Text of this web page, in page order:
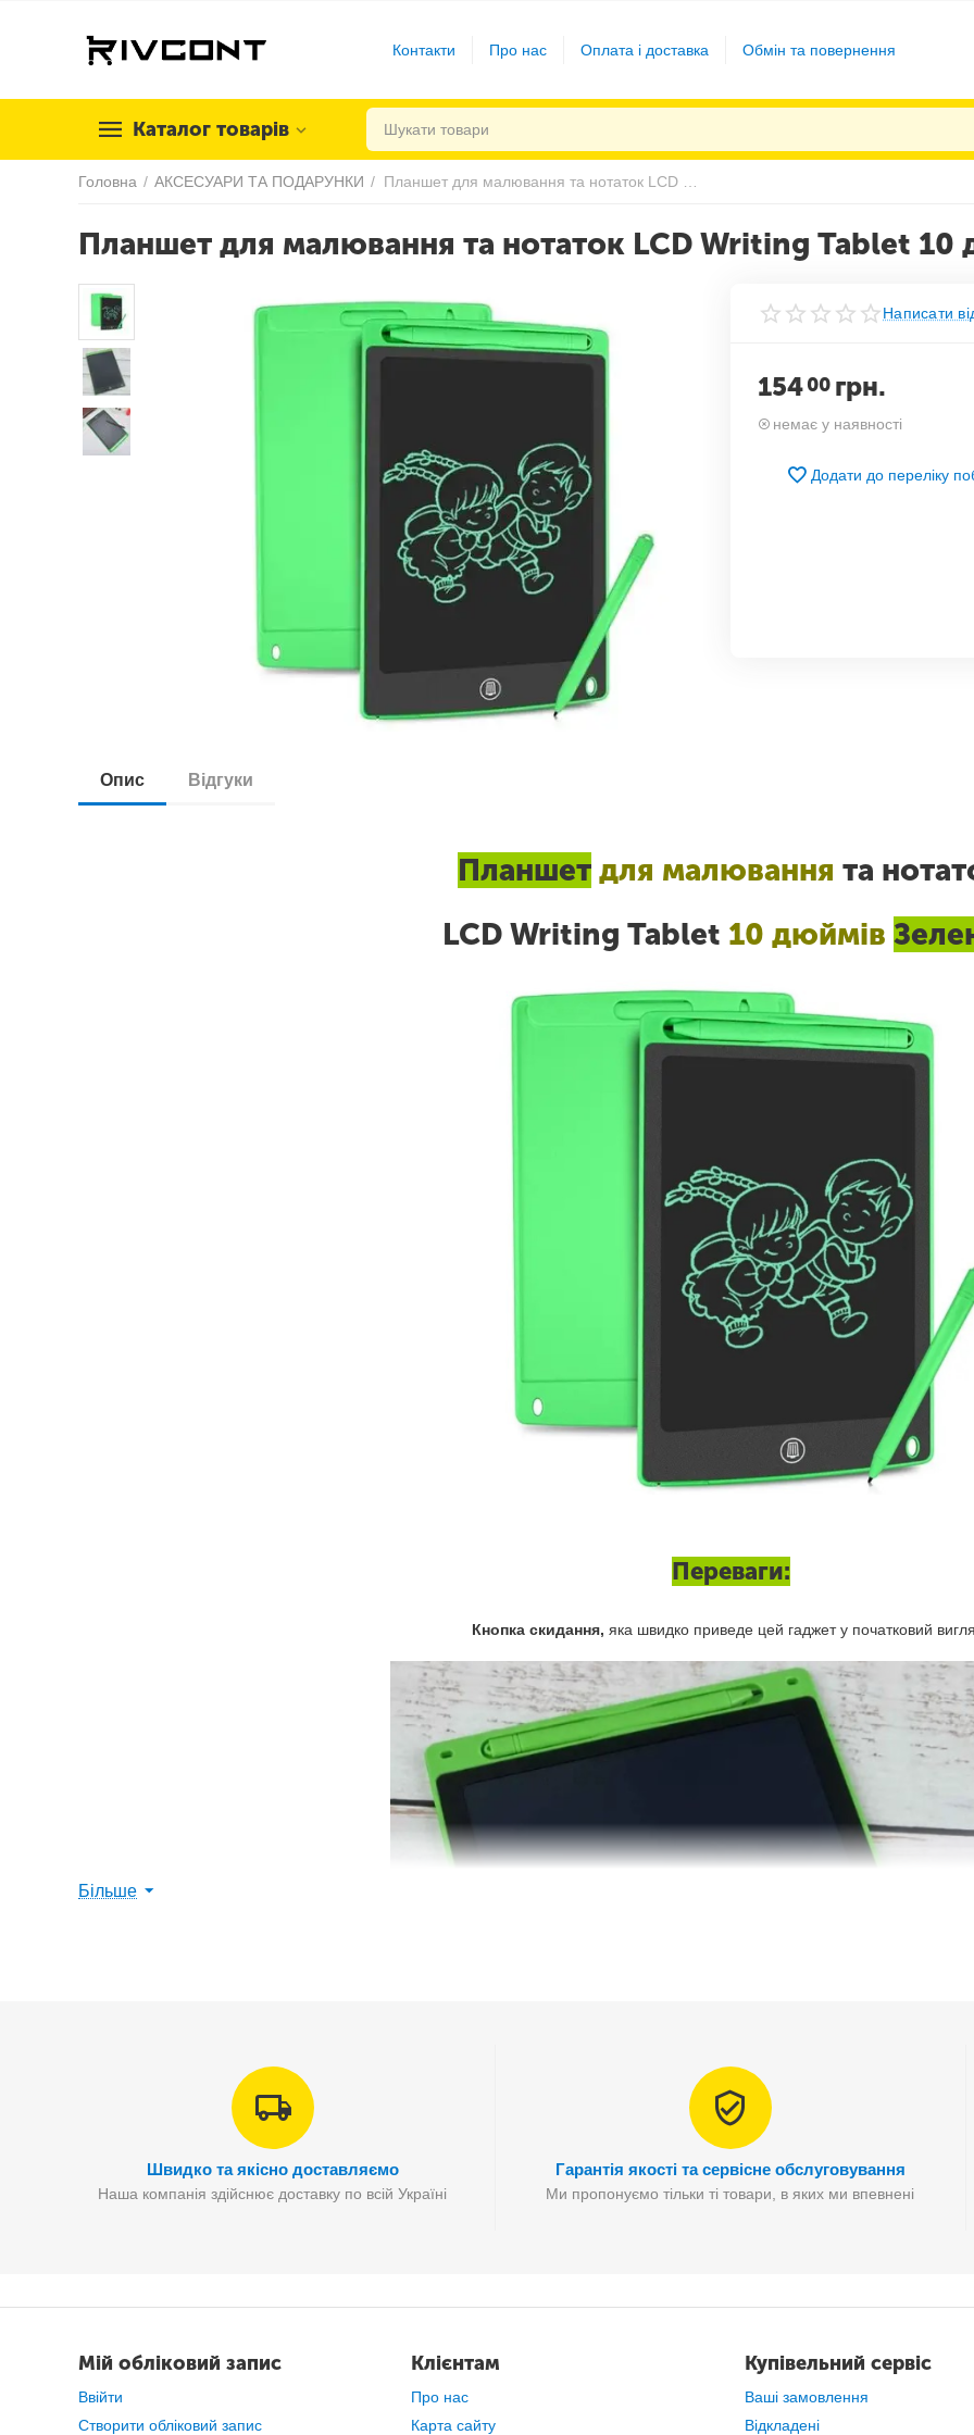
Контакти Про нас Оплата і доставка Обмін та повернення
Каталог товарів
Головна / АКСЕСУАРИ ТА ПОДАРУНКИ /
Планшет для малювання та нотаток LCD Writing Tablet 10
Написати
15400 грн.
немає у наявності
Додати до переліку
Опис Відгуки
Планшет для малювання та
LCD Writing Tablet 10 дюймів
Переваги:
Кнопка скидання, яка швидко приведе цей гаджет у початковий
магнітного напилення на звороті дисплея;
Більше
Швидко та якісно доставляємо
Наша компанія здійснює доставку по всій Україні
Гарантія якості та сервісне обслуговування
Ми пропонуємо тільки ті товари, в яких ми впевнені
Мій обліковий запис
Ввійти
Створити обліковий запис
Клієнтам
Про нас
Карта сайту
Купівельний сервіс
Ваші замовлення
Відкладені